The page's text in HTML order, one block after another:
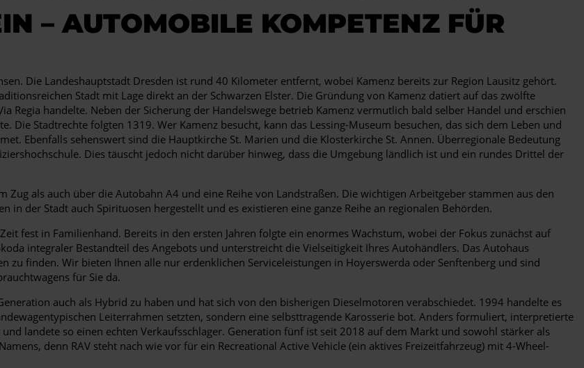
– AUTOMOBILE KOMPETENZ FÜR
Die Landeshauptstadt Dresden ist rund 40 Kilometer entfernt, wobei Kamenz bereits zur Region Lausitz gehört.
Stadt mit Lage direkt an der Schwarzen Elster. Die Gründung von Kamenz datiert auf das zwölfte
Regia handelte. Neben der Sicherung der Handelswege betrieb Kamenz vermutlich bald selber Handel und erschien
Stadtrechte folgten 1319. Wer Kamenz besucht, kann das Lessing-Museum besuchen, das sich dem Leben und
Ebenfalls sehenswert sind die Hauptkirche St. Marien und die Klosterkirche St. Annen. Überregionale Bedeutung
Dies täuscht jedoch nicht darüber hinweg, dass die Umgebung ländlich ist und ein rundes Drittel der
als auch über die Autobahn A4 und eine Reihe von Landstraßen. Die wichtigen Arbeitgeber stammen aus den
der Stadt auch Spirituosen hergestellt und es existieren eine ganze Reihe an regionalen Behörden.
fest in Familienhand. Bereits in den ersten Jahren folgte ein enormes Wachstum, wobei der Fokus zunächst auf
integraler Bestandteil des Angebots und unterstreicht die Vielseitigkeit Ihres Autohändlers. Das Autohaus
zu finden. Wir bieten Ihnen alle nur erdenklichen Serviceleistungen in Hoyerswerda oder Senftenberg und sind
für Sie da.
auch als Hybrid zu haben und hat sich von den bisherigen Dieselmotoren verabschiedet. 1994 handelte es
Leiterrahmen setzten, sondern eine selbsttragende Karosserie bot. Anders formuliert, interpretierte
landete so einen echten Verkaufsschlager. Generation fünf ist seit 2018 auf dem Markt und sowohl stärker als
denn RAV steht nach wie vor für ein Recreational Active Vehicle (ein aktives Freizeitfahrzeug) mit 4-Wheel-